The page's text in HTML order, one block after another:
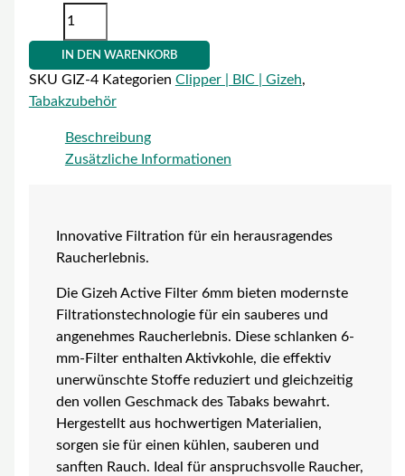
IN DEN WARENKORB
SKU GIZ-4 Kategorien Clipper | BIC | Gizeh,
Tabakzubehör
Beschreibung
Zusätzliche Informationen
Innovative Filtration für ein herausragendes
Raucherlebnis.
Die Gizeh Active Filter 6mm bieten modernste
Filtrationstechnologie für ein sauberes und
angenehmes Raucherlebnis. Diese schlanken 6-
mm-Filter enthalten Aktivkohle, die effektiv
unerwünschte Stoffe reduziert und gleichzeitig
den vollen Geschmack des Tabaks bewahrt.
Hergestellt aus hochwertigen Materialien,
sorgen sie für einen kühlen, sauberen und
sanften Rauch. Ideal für anspruchsvolle Raucher,